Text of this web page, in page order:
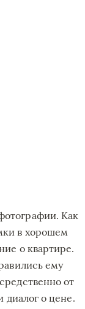
Как
в хорошем
о квартире.
ему
от
диалог о цене.